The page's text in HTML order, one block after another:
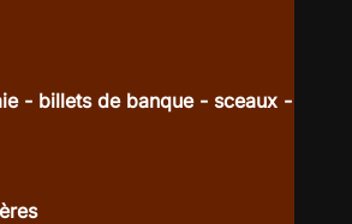
- billets de banque - sceaux -